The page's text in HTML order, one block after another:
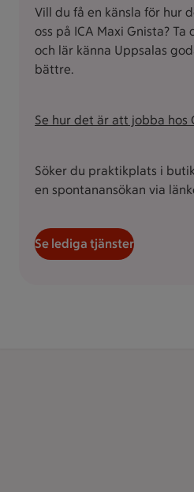
Vill du få en känsla för hur
oss på ICA Maxi Gnista?
och lär känna Uppsalas
bättre.
Se hur det är att jobba hos
Söker du praktikplats i
en spontanansökan via
Se lediga tjänster